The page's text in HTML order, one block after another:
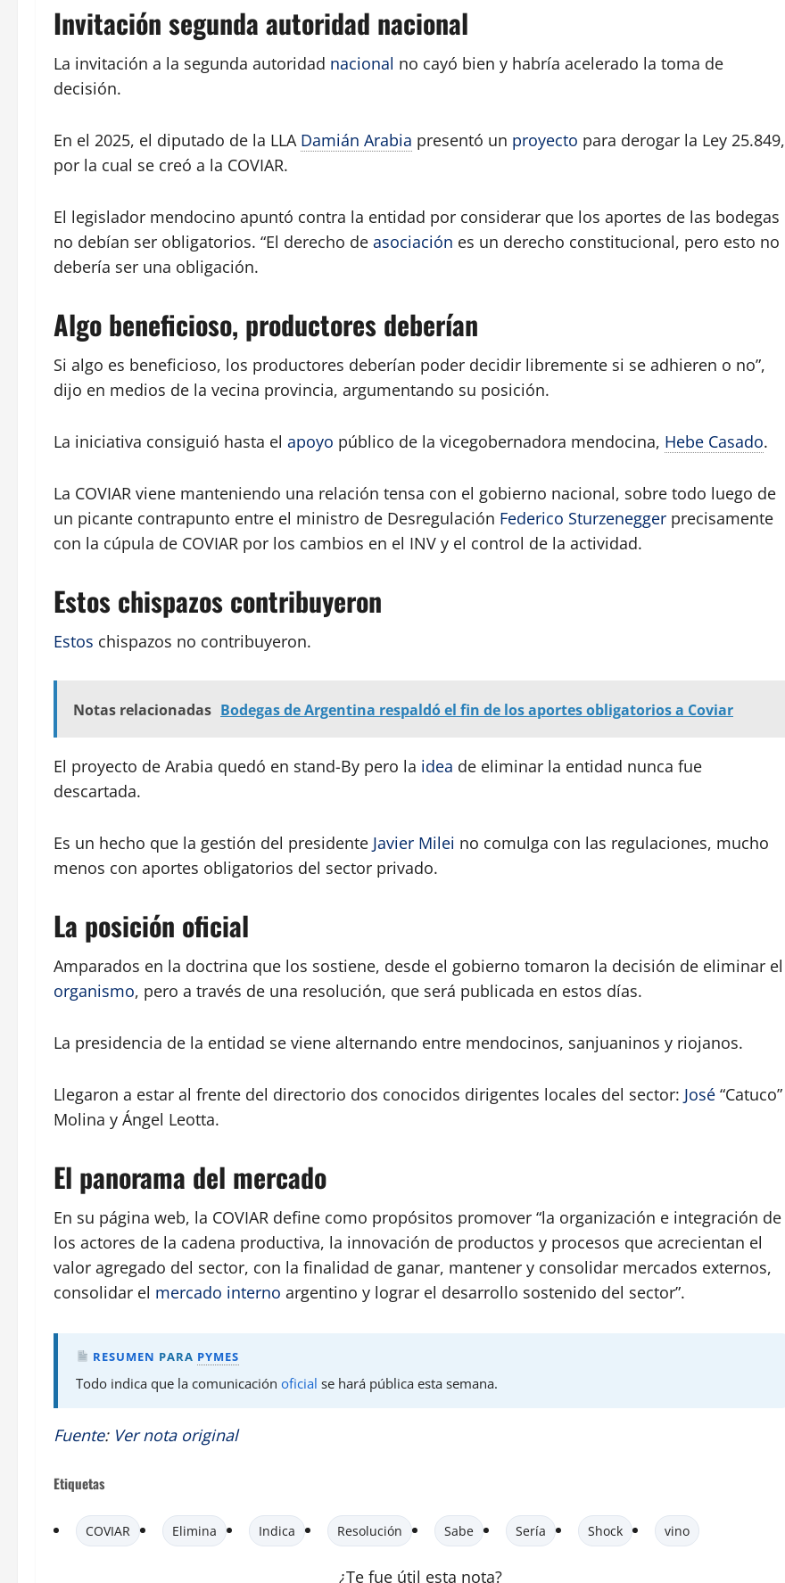
Invitación segunda autoridad nacional
La invitación a la segunda autoridad nacional no cayó bien y habría acelerado la toma de
decisión.
En el 2025, el diputado de la LLA Damián Arabia presentó un proyecto para derogar la Ley 25.849,
por la cual se creó a la COVIAR.
El legislador mendocino apuntó contra la entidad por considerar que los aportes de las bodegas
no debían ser obligatorios. “El derecho de asociación es un derecho constitucional, pero esto no
debería ser una obligación.
Algo beneficioso, productores deberían
Si algo es beneficioso, los productores deberían poder decidir libremente si se adhieren o no”,
dijo en medios de la vecina provincia, argumentando su posición.
La iniciativa consiguió hasta el apoyo público de la vicegobernadora mendocina, Hebe Casado.
La COVIAR viene manteniendo una relación tensa con el gobierno nacional, sobre todo luego de
un picante contrapunto entre el ministro de Desregulación Federico Sturzenegger precisamente
con la cúpula de COVIAR por los cambios en el INV y el control de la actividad.
Estos chispazos contribuyeron
Estos chispazos no contribuyeron.
Notas relacionadas Bodegas de Argentina respaldó el fin de los aportes obligatorios a Coviar
El proyecto de Arabia quedó en stand-By pero la idea de eliminar la entidad nunca fue
descartada.
Es un hecho que la gestión del presidente Javier Milei no comulga con las regulaciones, mucho
menos con aportes obligatorios del sector privado.
La posición oficial
Amparados en la doctrina que los sostiene, desde el gobierno tomaron la decisión de eliminar el
organismo, pero a través de una resolución, que será publicada en estos días.
La presidencia de la entidad se viene alternando entre mendocinos, sanjuaninos y riojanos.
Llegaron a estar al frente del directorio dos conocidos dirigentes locales del sector: José “Catuco”
Molina y Ángel Leotta.
El panorama del mercado
En su página web, la COVIAR define como propósitos promover “la organización e integración de
los actores de la cadena productiva, la innovación de productos y procesos que acrecientan el
valor agregado del sector, con la finalidad de ganar, mantener y consolidar mercados externos,
consolidar el mercado interno argentino y lograr el desarrollo sostenido del sector”.
RESUMEN PARA PYMES
Todo indica que la comunicación oficial se hará pública esta semana.
Fuente: Ver nota original
Etiquetas
COVIAR Elimina Indica Resolución Sabe Sería Shock vino
¿Te fue útil esta nota?